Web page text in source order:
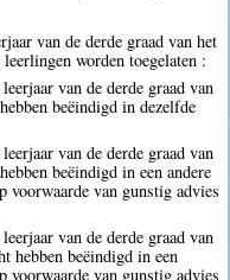
van de derde graad van het
worden toegelaten :
van de derde graad van
beëindigd in dezelfde
van de derde graad van
beëindigd in een andere
voorwaarde van gunstig advies
van de derde graad van
hebben beëindigd in een
voorwaarde van gunstig advies